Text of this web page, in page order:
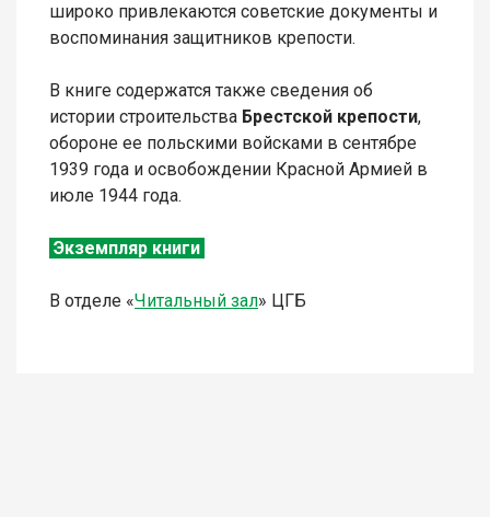
широко привлекаются советские документы и
воспоминания защитников крепости.
В книге содержатся также сведения об
истории строительства Брестской крепости,
обороне ее польскими войсками в сентябре
1939 года и освобождении Красной Армией в
июле 1944 года.
Экземпляр книги
В отделе «Читальный зал» ЦГБ